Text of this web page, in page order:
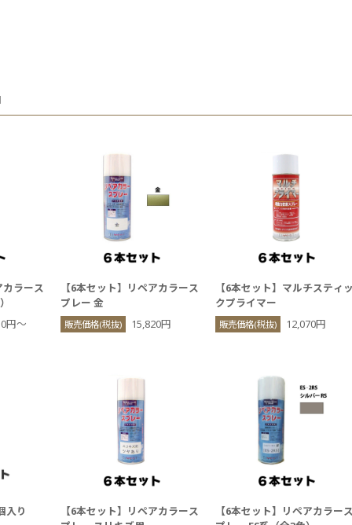
ラース
円〜
【6本セット】リペアカラース
プレー 金
販売価格(税抜) 15,820円
【6本セット】マルチスティ
クプライマー
販売価格(税抜) 12,070円
入り
【6本セット】リペアカラース
【6本セット】リペアカラー